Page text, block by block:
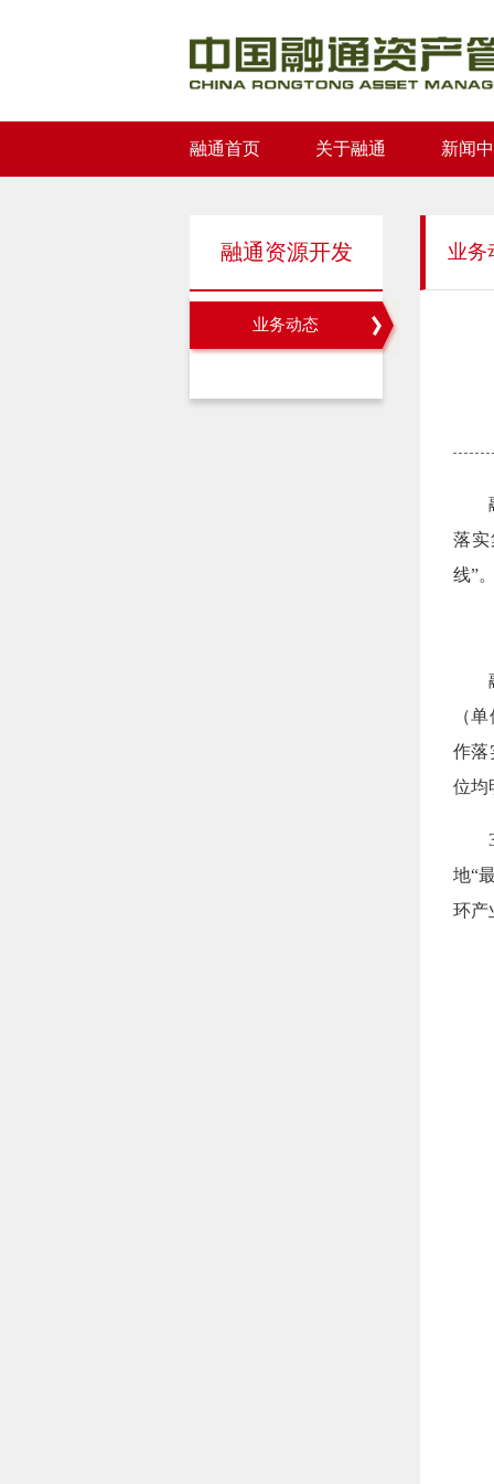
融通首页 关于融通 新闻
融通资源开发
业务动态
业务
落实
线”
（
作落
位均
地“
环产